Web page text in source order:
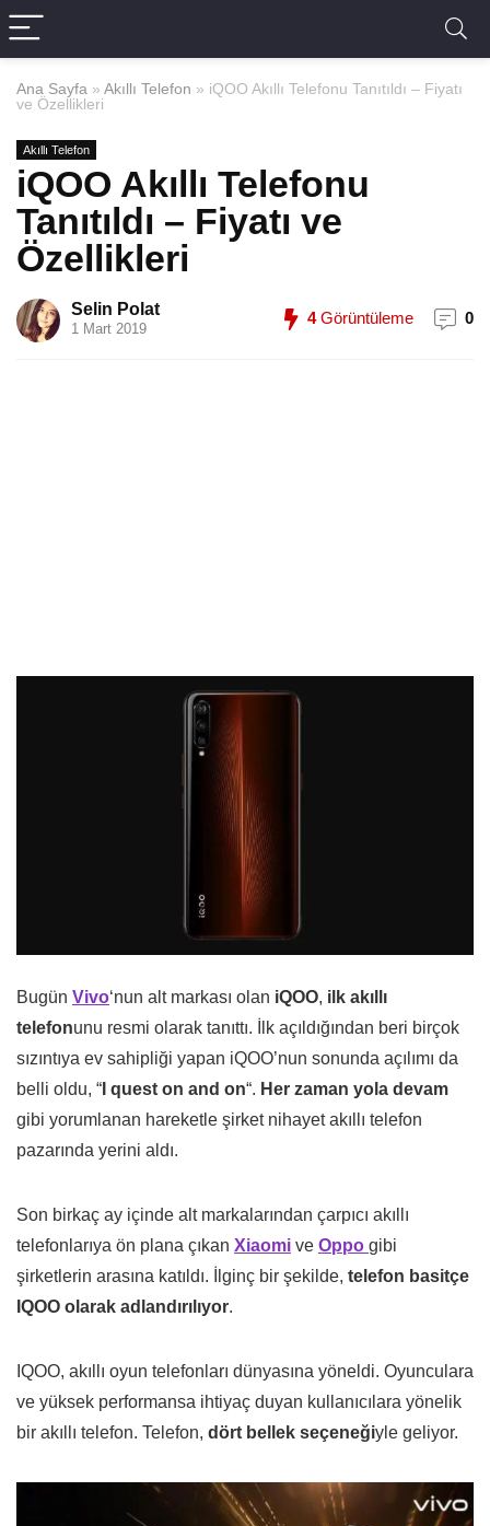
Ana Sayfa » Akıllı Telefon » iQOO Akıllı Telefonu Tanıtıldı – Fiyatı
ve Özellikleri
Akıllı Telefon
iQOO Akıllı Telefonu
Tanıtıldı – Fiyatı ve
Özellikleri
Selin Polat
1 Mart 2019
4Görüntüleme 0
Bugün Vivo‘nun alt markası olan iQOO, ilk akıllı
telefonunu resmi olarak tanıttı. İlk açıldığından beri birçok
sızıntıya ev sahipliği yapan iQOO’nun sonunda açılımı da
belli oldu, “ I quest on and on“. Her zaman yola devam
gibi yorumlanan hareketle şirket nihayet akıllı telefon
pazarında yerini aldı.
Son birkaç ay içinde alt markalarından çarpıcı akıllı
telefonlarıya ön plana çıkan Xiaomi ve Oppo gibi
şirketlerin arasına katıldı. İlginç bir şekilde, telefon basitçe
IQOO olarak adlandırılıyor.
IQOO, akıllı oyun telefonları dünyasına yöneldi. Oyunculara
ve yüksek performansa ihtiyaç duyan kullanıcılara yönelik
bir akıllı telefon. Telefon, dört bellek seçeneğiyle geliyor.